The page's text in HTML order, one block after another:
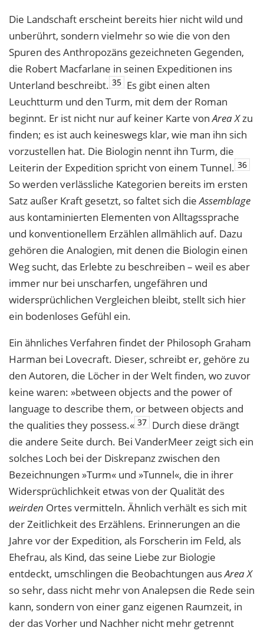
Die Landschaft erscheint bereits hier nicht wild und
unberührt, sondern vielmehr so wie die von den
Spuren des Anthropozäns gezeichneten Gegenden,
die Robert Macfarlane in seinen Expeditionen ins
Unterland beschreibt. 35 Es gibt einen alten
Leuchtturm und den Turm, mit dem der Roman
beginnt. Er ist nicht nur auf keiner Karte vonAreaXzu
finden; es ist auch keineswegs klar, wie man ihn sich
vorzustellen hat. Die Biologin nennt ihn Turm, die
Leiterin der Expedition spricht von einem Tunnel. 36
So werden verlässliche­ Kategorien bereits im ersten
Satz außer Kraft gesetzt, so faltet sich dieAssemblage
aus kontaminierten Elementen von Alltagssprache
und konventionellem Erzählen allmählich auf. Dazu
gehören die Analogien, mit denen die Biologin einen
Weg sucht, das Erlebte zu beschreiben – weil es aber
immer nur bei unscharfen, ungefähren und
widersprüchlichen Vergleichen bleibt, stellt sich hier
ein bodenloses Gefühl ein.
Ein ähnliches Verfahren findet der Philosoph Graham
Harman bei Lovecraft. Dieser, schreibt er, gehöre zu
den Autoren, die Löcher in der Welt finden, wo zuvor
keine waren: »between objects and the power of
language to describe them, or between objects and
the qualities they possess.« 37 Durch diese drängt
die andere Seite durch. Bei VanderMeer zeigt sich ein
solches Loch bei der Diskrepanz zwischen den
Bezeichnungen »Turm« und »Tunnel«, die in ihrer
Widersprüchlichkeit etwas von der Qualität des
weirden Ortes vermitteln. Ähnlich verhält es sich mit
der Zeitlichkeit des Erzählens. Erinnerungen an die
Jahre vor der Expedition, als Forscherin im Feld, als
Ehefrau, als Kind, das seine Liebe zur Biologie
entdeckt, umschlingen die Beobachtungen ausArea X
so sehr, dass nicht mehr von Analepsen die Rede sein
kann, sondern von einer ganz eigenen Raumzeit, in
der das Vorher und Nachher nicht mehr getrennt